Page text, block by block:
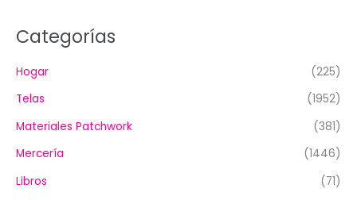
Categorías
Hogar
(225)
Telas
(1952)
Materiales Patchwork
(381)
Mercería
(1446)
Libros
(71)